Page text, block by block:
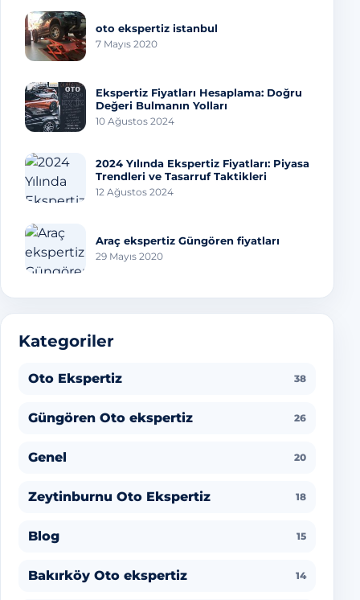
oto ekspertiz istanbul
7 Mayıs 2020
Ekspertiz Fiyatları Hesaplama: Doğru
Değeri Bulmanın Yolları
10 Ağustos 2024
2024 Yılında Ekspertiz Fiyatları: Piyasa
Trendleri ve Tasarruf Taktikleri
12 Ağustos 2024
Araç ekspertiz Güngören fiyatları
29 Mayıs 2020
Kategoriler
Oto Ekspertiz 38
Güngören Oto ekspertiz 26
Genel 20
Zeytinburnu Oto Ekspertiz 18
Blog 15
Bakırköy Oto ekspertiz 14